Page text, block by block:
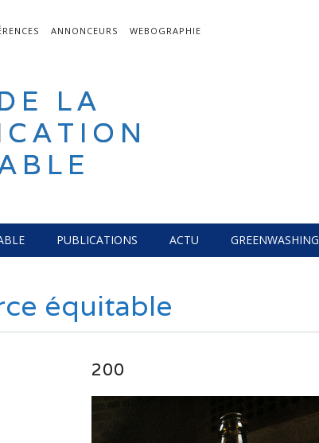
ANNONCEURS
WEBOGRAPHIE
LA
PUBLICATIONS ACTU GREENWASHING
équitable
200